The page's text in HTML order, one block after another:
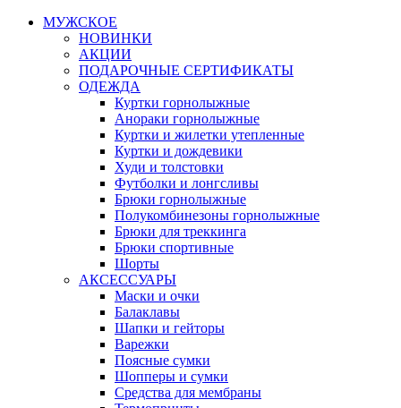
МУЖСКОЕ
НОВИНКИ
АКЦИИ
ПОДАРОЧНЫЕ СЕРТИФИКАТЫ
ОДЕЖДА
Куртки горнолыжные
Анораки горнолыжные
Куртки и жилетки утепленные
Куртки и дождевики
Худи и толстовки
Футболки и лонгсливы
Брюки горнолыжные
Полукомбинезоны горнолыжные
Брюки для треккинга
Брюки спортивные
Шорты
АКСЕССУАРЫ
Маски и очки
Балаклавы
Шапки и гейторы
Варежки
Поясные сумки
Шопперы и сумки
Средства для мембраны